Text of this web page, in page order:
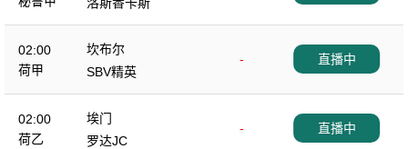
02:00
荷甲
坎布尔
-
SBV精英
直播中
02:00
荷乙
埃门
-
罗达JC
直播中